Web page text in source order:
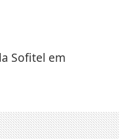
Sofitel em